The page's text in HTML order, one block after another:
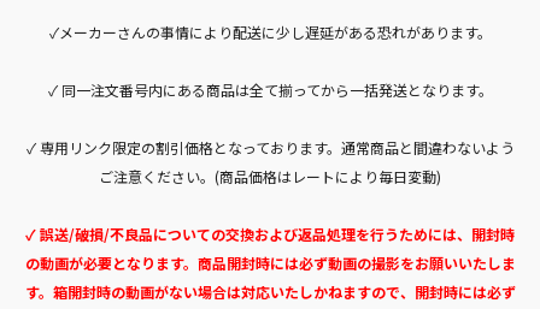
✓メーカーさんの事情により配送に少し遅延がある恐れがあります。
✓ 同一注文番号内にある商品は全て揃ってから一括発送となります。
✓ 専用リンク限定の割引価格となっております。通常商品と間違わないよう
ご注意ください。(商品価格はレートにより毎日変動)
✓ 誤送/破損/不良品についての交換および返品処理を行うためには、開封時
の動画が必要となります。商品開封時には必ず動画の撮影をお願いいたしま
す。箱開封時の動画がない場合は対応いたしかねますので、開封時には必ず